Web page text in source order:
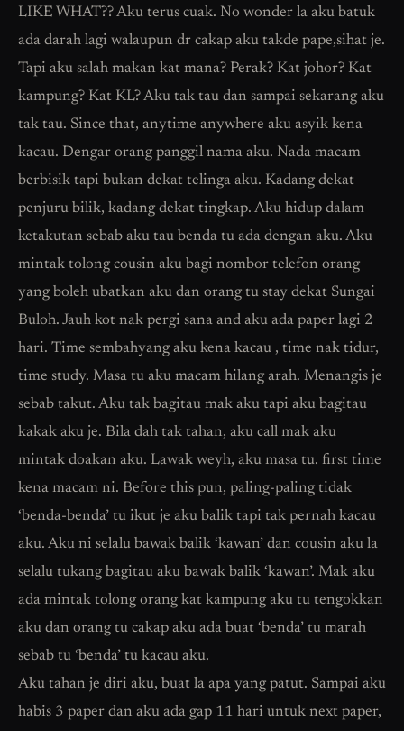
LIKE WHAT?? Aku terus cuak. No wonder la aku batuk
ada darah lagi walaupun dr cakap aku takde pape,sihat je.
Tapi aku salah makan kat mana? Perak? Kat johor? Kat
kampung? Kat KL? Aku tak tau dan sampai sekarang aku
tak tau. Since that, anytime anywhere aku asyik kena
kacau. Dengar orang panggil nama aku. Nada macam
berbisik tapi bukan dekat telinga aku. Kadang dekat
penjuru bilik, kadang dekat tingkap. Aku hidup dalam
ketakutan sebab aku tau benda tu ada dengan aku. Aku
mintak tolong cousin aku bagi nombor telefon orang
yang boleh ubatkan aku dan orang tu stay dekat Sungai
Buloh. Jauh kot nak pergi sana and aku ada paper lagi 2
hari. Time sembahyang aku kena kacau , time nak tidur,
time study. Masa tu aku macam hilang arah. Menangis je
sebab takut. Aku tak bagitau mak aku tapi aku bagitau
kakak aku je. Bila dah tak tahan, aku call mak aku
mintak doakan aku. Lawak weyh, aku masa tu. first time
kena macam ni. Before this pun, paling-paling tidak
‘benda-benda’ tu ikut je aku balik tapi tak pernah kacau
aku. Aku ni selalu bawak balik ‘kawan’ dan cousin aku la
selalu tukang bagitau aku bawak balik ‘kawan’. Mak aku
ada mintak tolong orang kat kampung aku tu tengokkan
aku dan orang tu cakap aku ada buat ‘benda’ tu marah
sebab tu ‘benda’ tu kacau aku.
Aku tahan je diri aku, buat la apa yang patut. Sampai aku
habis 3 paper dan aku ada gap 11 hari untuk next paper,